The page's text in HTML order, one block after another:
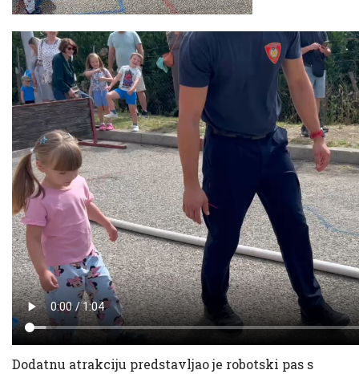
Dodatnu atrakciju predstavljao je robotski pas s